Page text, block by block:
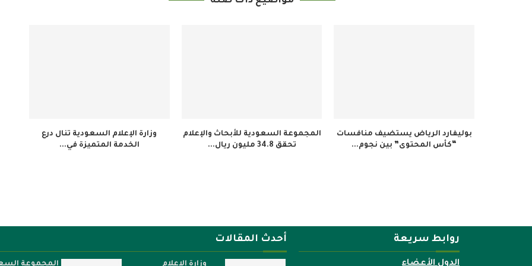
وزارة الإعلام السعودية تنال درع
الخدمة المتميزة في...
المجموعة السعودية للأبحاث والإعلام
تحقق 34.8 مليون ريال...
بوليفارد الرياض يستضيف منافسات
“كأس المحتوى” بين نجوم...
روابط سريعة
الدول الأعضاء
أحدث المقالات
وزارة الإعلام المجموعة